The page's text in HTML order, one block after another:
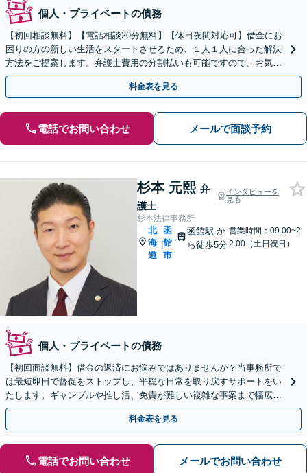
個人・プライベートの債務
【初回相談無料】【電話相談20分無料】【休日夜間対応可】借金にお
困りの方の新しい生活をスタートさせるため、１人１人に合った解決
方法をご提案します。弁護士費用の分割払いも可能ですので、お気軽
にご相談下さい。【札幌市を中心に全道各地対応可】
料金表を見る
電話でお問い合わせ メールで面談予約
杉本 元熙 弁
護士
インタビューを
見る
杉本法律事務所
北
海
道
|
函
館
市
函館駅か
ら徒歩5分
営業時間：09:00~2
2:00（土日祝日）
個人・プライベートの債務
【初回面談無料】借金の返済にお悩みではありませんか？当事務所で
は最短即日で督促をストップし、平穏な日常を取り戻すサポートをい
たします。ギャンブルや推し活、免責が難しい複雑な事案まで幅広く
対応可能です。法テラスのご利用も承っております。
料金表を見る
電話でお問い合わせ メールでお問い合わせ